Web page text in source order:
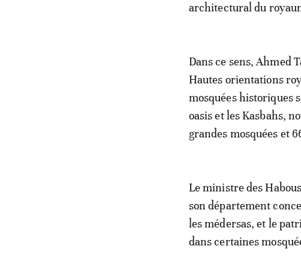
architectural du
Dans ce sens, Ahmed
Hautes orientations
mosquées historiques
oasis et les Kasbahs,
grandes mosquées et
Le ministre des
son département
les médersas, et le
dans certaines